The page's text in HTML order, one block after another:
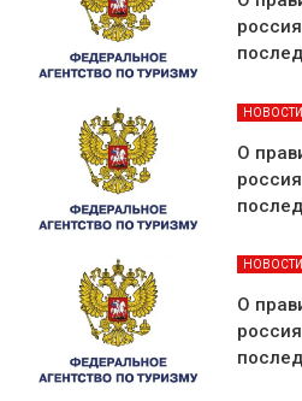
НОВОСТИ
О
НОВОСТИ
О